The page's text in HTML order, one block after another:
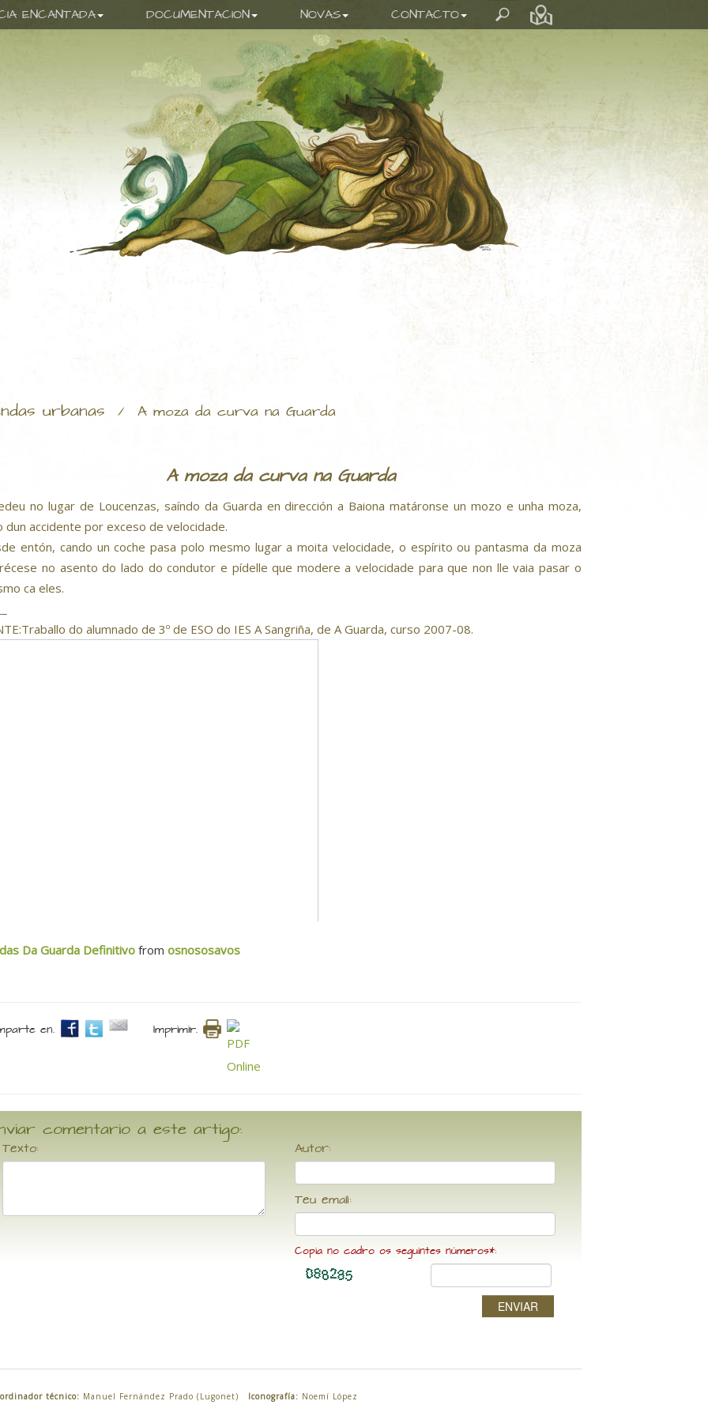
ENCANTADA DOCUMENTACION NOVAS CONTACTO
urbanas / A moza da curva na Guarda
A moza da curva na Guarda
no lugar de Loucenzas, saíndo da Guarda en dirección a Baiona matáronse un mozo e unha moza,
dun accidente por exceso de velocidade.
entón, cando un coche pasa polo mesmo lugar a moita velocidade, o espírito ou pantasma da moza
no asento do lado do condutor e pídelle que modere a velocidade para que non lle vaia pasar o
ca eles.
do alumnado de 3º de ESO do IES A Sangriña, de A Guarda, curso 2007-08.
Da Guarda Definitivo fromosnososavos
en. Imprimir.
comentario a este artigo:
Texto: Autor:
Teu email:
Copia no cadro os seguintes números*:
ENVIAR
técnico: Manuel Fernández Prado (Lugonet) Iconografía: Noemí López